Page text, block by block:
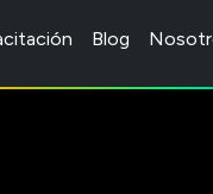
Blog